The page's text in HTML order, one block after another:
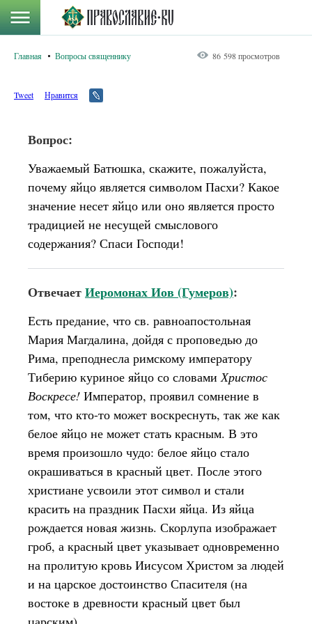
Главная Вопросы священнику 86 598 просмотров
Tweet Нравится
Вопрос:
Уважаемый Батюшка, скажите, пожалуйста,
почему яйцо является символом Пасхи? Какое
значение несет яйцо или оно является просто
традицией не несущей смыслового
содержания? Спаси Господи!
ОтвечаетИеромонах Иов (Гумеров):
Есть предание, что св. равноапостольная
Мария Магдалина, дойдя с проповедью до
Рима, преподнесла римскому императору
Тиберию куриное яйцо со словамиХристос
Воскресе! Император, проявил сомнение в
том, что кто-то может воскреснуть, так же как
белое яйцо не может стать красным. В это
время произошло чудо: белое яйцо стало
окрашиваться в красный цвет. После этого
христиане усвоили этот символ и стали
красить на праздник Пасхи яйца. Из яйца
рождается новая жизнь. Скорлупа изображает
гроб, а красный цвет указывает одновременно
на пролитую кровь Иисусом Христом за людей
и на царское достоинство Спасителя (на
востоке в древности красный цвет был